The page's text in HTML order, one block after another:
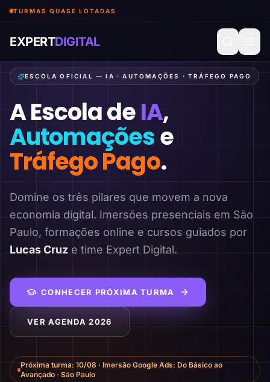
TURMAS QUASE LOTADAS
EXPERTDIGITAL
ESCOLA OFICIAL — IA · AUTOMAÇÕES · TRÁFEGO PAGO
A Escola deIA,
Automaçõese
Tráfego Pago.
Domine os três pilares que movem a nova
economia digital. Imersões presenciais em São
Paulo, formações online e cursos guiados por
Lucas Cruz e time Expert Digital.
CONHECER PRÓXIMA TURMA
VER AGENDA 2026
Próxima turma: 10/08 · Imersão Google Ads: Do Básico ao
Avançado · São Paulo